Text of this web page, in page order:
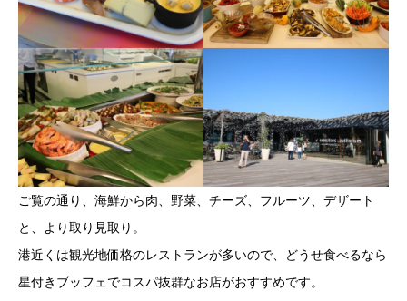
ご覧の通り、海鮮から肉、野菜、チーズ、フルーツ、デザート
と、より取り見取り。
港近くは観光地価格のレストランが多いので、どうせ食べるなら
星付きブッフェでコスパ抜群なお店がおすすめです。